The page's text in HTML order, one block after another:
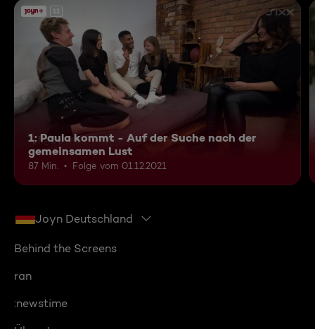
12
1: Paula kommt - Auf der Suche nach der
gemeinsamen Lust
87 Min. Folge vom 01.12.2021
Joyn Deutschland
Behind the Screens
ran
:newstime